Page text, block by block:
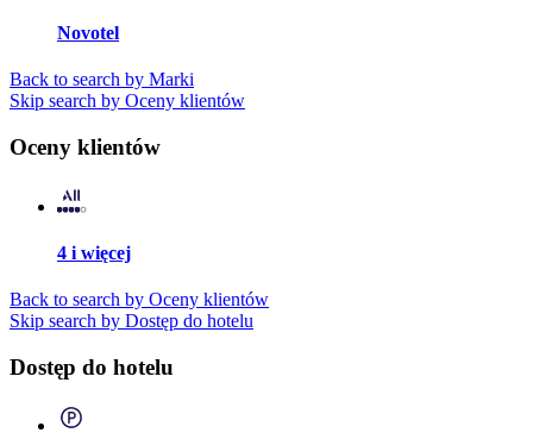
Novotel
Back to search by Marki
Skip search by Oceny klientów
Oceny klientów
4 i więcej
Back to search by Oceny klientów
Skip search by Dostęp do hotelu
Dostęp do hotelu